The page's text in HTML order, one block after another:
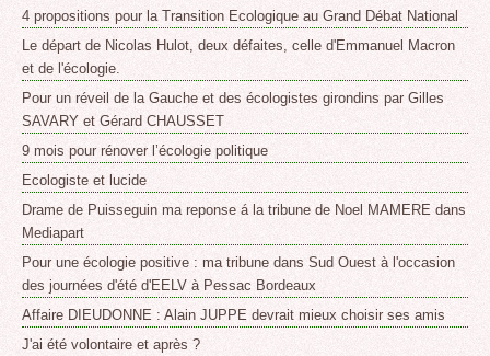
4 propositions pour la Transition Ecologique au Grand Débat National
Le départ de Nicolas Hulot, deux défaites, celle d'Emmanuel Macron
et de l'écologie.
Pour un réveil de la Gauche et des écologistes girondins par Gilles
SAVARY et Gérard CHAUSSET
9 mois pour rénover l’écologie politique
Ecologiste et lucide
Drame de Puisseguin ma reponse á la tribune de Noel MAMERE dans
Mediapart
Pour une écologie positive : ma tribune dans Sud Ouest à l'occasion
des journées d'été d'EELV à Pessac Bordeaux
Affaire DIEUDONNE : Alain JUPPE devrait mieux choisir ses amis
J'ai été volontaire et après ?